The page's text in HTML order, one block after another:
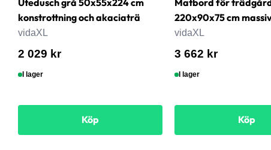
konstrottning och akaciaträ
vidaXL
2 029 kr
I lager
Köp
220x90x75 cm
vidaXL
3 662 kr
I lager
Köp